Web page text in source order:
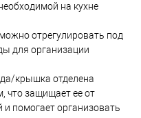
на кухне
отрегулировать под
для организации
крышка отделена
что защищает ее от
помогает организовать